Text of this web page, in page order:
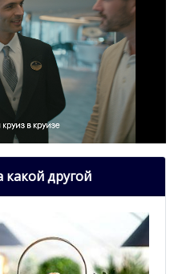
какой другой